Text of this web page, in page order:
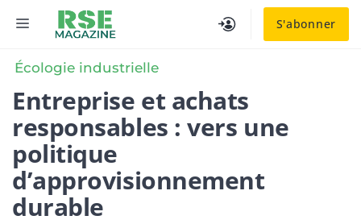
S'abonner
MENU
Écologie industrielle
Entreprise et achats
responsables : vers une
politique
d’approvisionnement
durable